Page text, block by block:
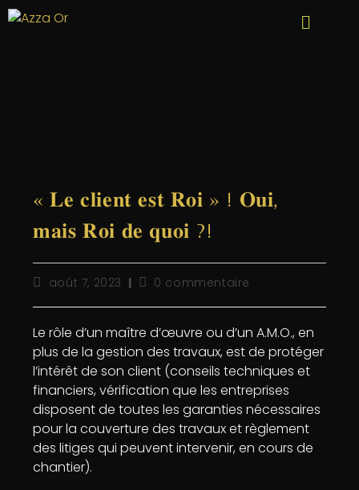
« 𝐋𝐞 𝐜𝐥𝐢𝐞𝐧𝐭 𝐞𝐬𝐭 𝐑𝐨𝐢 » ! 𝐎𝐮𝐢,
𝐦𝐚𝐢𝐬 𝐑𝐨𝐢 𝐝𝐞 𝐪𝐮𝐨𝐢 ?!
août 7, 2023 0 commentaire
Le rôle d’un maître d’œuvre ou d’un A.M.O., en
plus de la gestion des travaux, est de protéger
l’intérêt de son client (conseils techniques et
financiers, vérification que les entreprises
disposent de toutes les garanties nécessaires
pour la couverture des travaux et règlement
des litiges qui peuvent intervenir, en cours de
chantier).